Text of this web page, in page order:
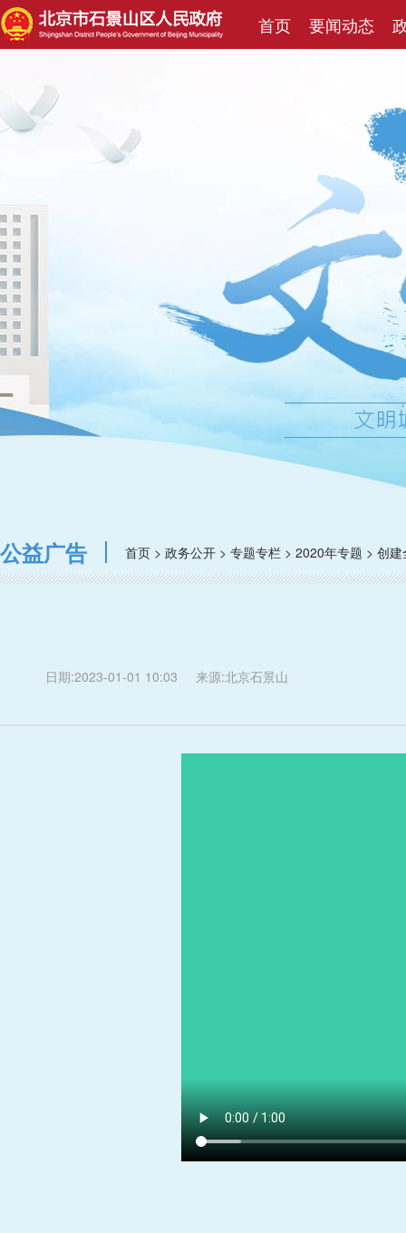
首页 要闻动态
公益广告 首页 > 政务公开 > 专题专栏 > 2020年专题 > 创
日期:2023-01-01 10:03 来源:北京石景山